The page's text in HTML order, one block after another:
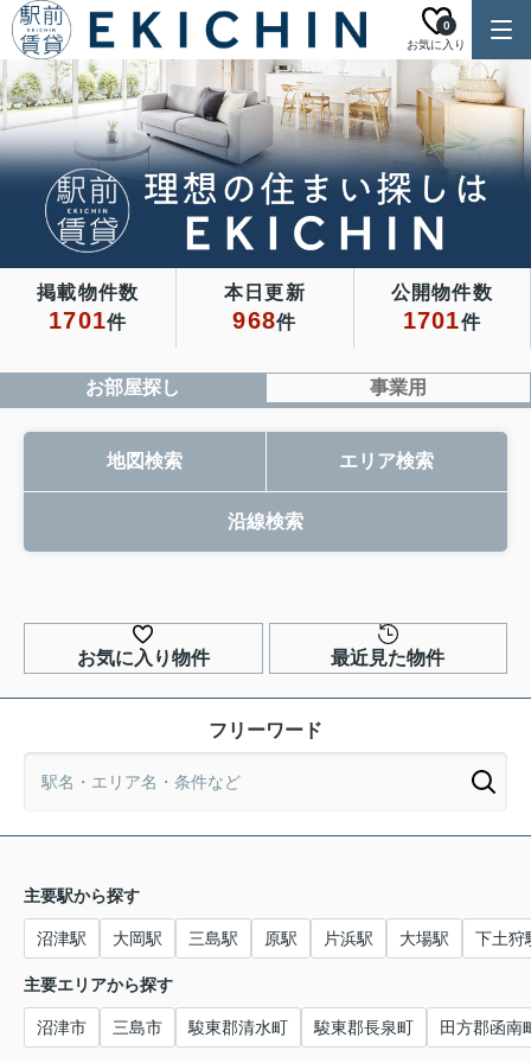
お気に入り
0
掲載物件数
1701件
本日更新
968件
公開物件数
1701件
お部屋探し 事業用
地図検索 エリア検索
沿線検索
お気に入り物件 最近見た物件
フリーワード
主要駅から探す
沼津駅 大岡駅 三島駅 原駅 片浜駅 大場駅 下土狩
主要エリアから探す
沼津市 三島市 駿東郡清水町 駿東郡長泉町 田方郡函南